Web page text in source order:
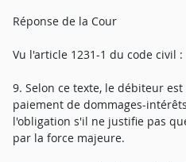
Réponse de la Cour
Vu l'article 1231-1 du code civil :
9. Selon ce texte, le débiteur
paiement de dommages-
l'obligation s'il ne justifie pas
par la force majeure.